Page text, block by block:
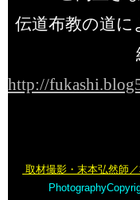
伝道布教の道に
http://
取材撮影・末本弘然師